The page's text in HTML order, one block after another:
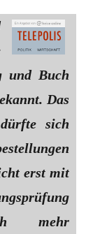
und Buch
Das
sich
erst mit
mehr